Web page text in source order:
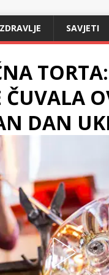
ZDRAVLJE SAVJETI
ČUVALA
DAN